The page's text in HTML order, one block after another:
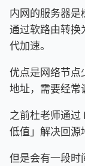
内网的服务器是
通过软路由转换
代加速。
优点是网络节点
地址，需要经常
之前杜老师通过
低值」解决回源
但是会有一段时